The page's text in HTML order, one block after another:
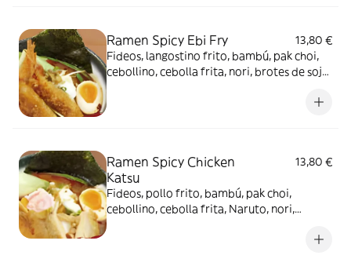
Ramen Spicy Ebi Fry
13,80 €
Fideos, langostino frito, bambú, pak choi,
cebollino, cebolla frita, nori, brotes de soja,
Ramen Spicy Chicken
Katsu
13,80 €
Fideos, pollo frito, bambú, pak choi,
cebollino, cebolla frita, Naruto, nori,